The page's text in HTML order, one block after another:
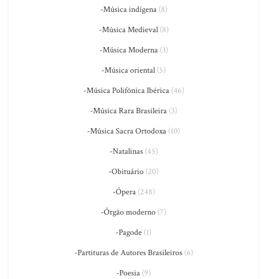
-Música indígena(8)
-Música Medieval(8)
-Música Moderna(3)
-Música oriental (5)
-Música Polifônica Ibérica(46)
-Música Rara Brasileira (3)
-Música Sacra Ortodoxa (10)
-Natalinas(45)
-Obituário (20)
-Ópera(248)
-Órgão moderno (7)
-Pagode (1)
-Partituras de Autores Brasileiros(6)
-Poesia (9)